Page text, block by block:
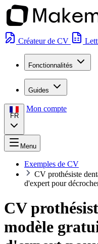
Créateur de CV
Fonctionnalités
Guides
FR
Mon compte
Menu
Exemples de CV
CV prothésiste
d'expert pour
CV
modèle